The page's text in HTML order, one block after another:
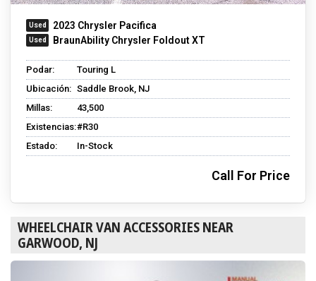
2023 Chrysler Pacifica
BraunAbility Chrysler Foldout XT
Podar:
Touring L
Ubicación: Saddle Brook, NJ
Millas:
43,500
Existencias:#R30
Estado:
In-Stock
Call For Price
WHEELCHAIR VAN ACCESSORIES NEAR
GARWOOD, NJ